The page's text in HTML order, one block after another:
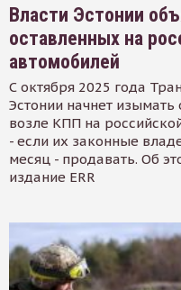
Власти Эстонии
оставленных на
автомобилей
С октября 2025 года
Эстонии начнет
возле КПП на
- если их законные
месяц - продавать. Об
издание ERR